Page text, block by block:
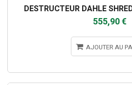
DESTRUCTEUR DAHLE
555,90 €
AJOUTER AU